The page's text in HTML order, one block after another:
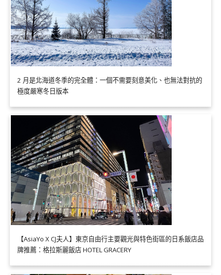
2 月是北海道冬季的完全體：一個不需要刻意美化、也無法對抗的
極度嚴寒冬日版本
【AsiaYo X CJ夫人】東京自由行主要觀光與特色街區的日系飯店品
牌推薦：格拉斯麗飯店 HOTEL GRACERY